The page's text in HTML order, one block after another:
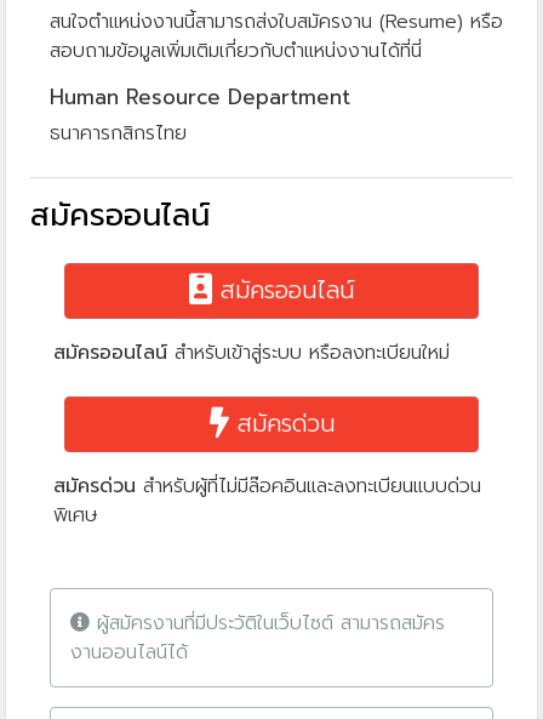
สนใจตำแหน่งงานนี้สามารถส่งใบสมัครงาน (Resume) หรือ
สอบถามข้อมูลเพิ่มเติมเกี่ยวกับตำแหน่งงานได้ที่นี่
Human Resource Department
ธนาคารกสิกรไทย
สมัครออนไลน์
สมัครออนไลน์
สมัครออนไลน์ สำหรับเข้าสู่ระบบ หรือลงทะเบียนใหม่
สมัครด่วน
สมัครด่วน สำหรับผู้ที่ไม่มีล๊อคอินและลงทะเบียนแบบด่วน
พิเศษ
ผู้สมัครงานที่มีประวัติในเว็บไซต์ สามารถสมัคร
งานออนไลน์ได้